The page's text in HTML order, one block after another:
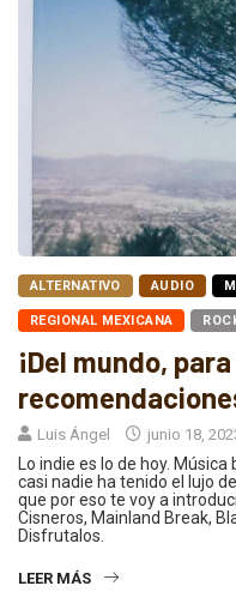
ALTERNATIVO AUDIO
REGIONAL MEXICANA
¡Del mundo,
Luis Ángel junio 18,
Lo indie es lo de hoy.
casi nadie ha tenido el lujo
que por eso te voy a
Cisneros, Mainland Break,
Disfrutalos.
LEER MÁS